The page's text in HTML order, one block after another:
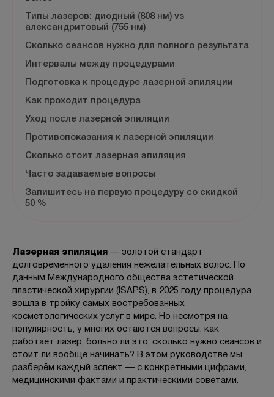
Контакты
+7 (800) 301 17 54
5,0
м. Трубная,
ПРОЙТИ ТЕСТ
БЕСПЛАТНАЯ КОНСУЛЬТАЦИЯ
Типы лазеров: диодный (808 нм) vs
александритовый (755 нм)
Сколько сеансов нужно для полного результата
Интервалы между процедурами
Подготовка к процедуре лазерной эпиляции
Как проходит процедура
Уход после лазерной эпиляции
Противопоказания к лазерной эпиляции
Сколько стоит лазерная эпиляция
Часто задаваемые вопросы
Запишитесь на первую процедуру со скидкой
50 %
Лазерная эпиляция — золотой стандарт
долговременного удаления нежелательных волос. По
данным Международного общества эстетической
пластической хирургии (ISAPS), в 2025 году процедура
вошла в тройку самых востребованных
косметологических услуг в мире. Но несмотря на
популярность, у многих остаются вопросы: как
работает лазер, больно ли это, сколько нужно сеансов и
стоит ли вообще начинать? В этом руководстве мы
разберём каждый аспект — с конкретными цифрами,
медицинскими фактами и практическими советами.